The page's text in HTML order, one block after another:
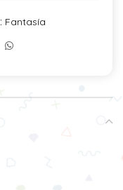
Fantasía